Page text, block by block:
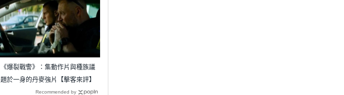
《爆裂戰警》：集動作片與種族議
題於一身的丹麥強片【擊客來評】
Recommended by